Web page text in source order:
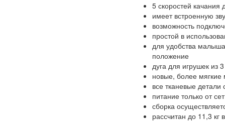
5 скоростей качания
имеет встроенную
возможность
простой в
для удобства
положение
дуга для игрушек
новые, более
все тканевые
питание только от
сборка
рассчитан до 11,3 кг